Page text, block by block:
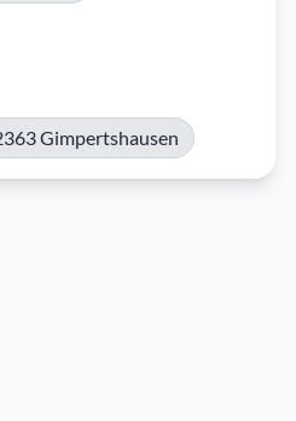
Gimpertshausen